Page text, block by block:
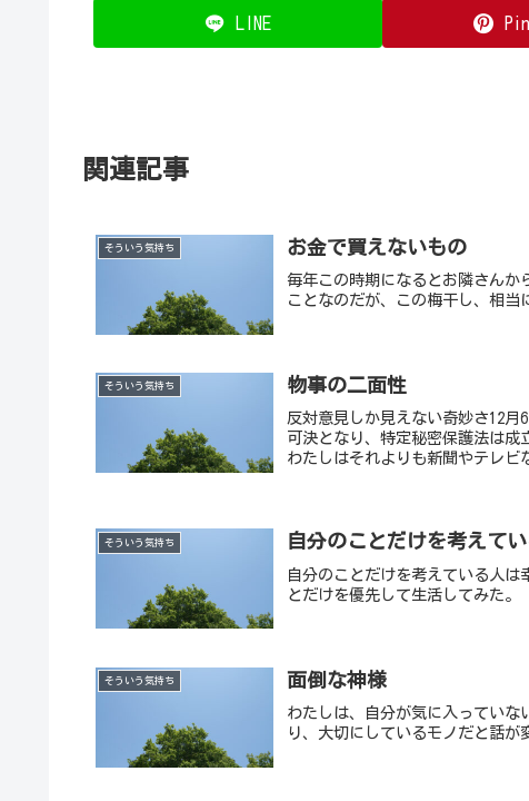
LINE
関連記事
そういう気持ち お金で買えないもの
毎年この時期になるとお隣さんか
ことなのだが、この梅干し、相当
そういう気持ち 物事の二面性
反対意見しか見えない奇妙さ12
可決となり、特定秘密保護法は成
わたしはそれよりも新聞やテレ
そういう気持ち 自分のことだけを考えて
自分のことだけを考えている人は
とだけを優先して生活してみた。
そういう気持ち 面倒な神様
わたしは、自分が気に入っていな
り、大切にしているモノだと話が